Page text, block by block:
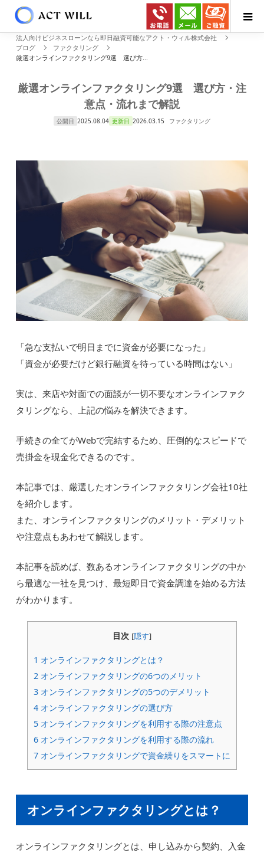
法人向けビジネスローンなら即日融資可能なアクト・ウィル株式会社
ブログ
ファクタリング
厳選オンラインファクタリング9選 選び方...
厳選オンラインファクタリング9選 選び方・注
意点・流れまで解説
公開日 2025.08.04 更新日 2026.03.15 ファクタリング
「急な支払いで明日までに資金が必要になった」
「資金が必要だけど銀行融資を待っている時間はない」
実は、来店や対面での面談が一切不要なオンラインファク
タリングなら、上記の悩みを解決できます。
手続きの全てがWebで完結するため、圧倒的なスピードで
売掛金を現金化できるのです。
本記事では、厳選したオンラインファクタリング会社10社
を紹介します。
また、オンラインファクタリングのメリット・デメリット
や注意点もあわせて解説します。
本記事を読めば、数あるオンラインファクタリングの中か
ら最適な一社を見つけ、最短即日で資金調達を始める方法
がわかります。
目次 [隠す]
1 オンラインファクタリングとは？
2 オンラインファクタリングの6つのメリット
3 オンラインファクタリングの5つのデメリット
4 オンラインファクタリングの選び方
5 オンラインファクタリングを利用する際の注意点
6 オンラインファクタリングを利用する際の流れ
7 オンラインファクタリングで資金繰りをスマートに
オンラインファクタリングとは？
オンラインファクタリングとは、申し込みから契約、入金